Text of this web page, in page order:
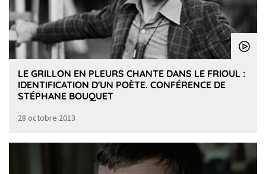
LE GRILLON EN PLEURS CHANTE DANS LE FRIOUL :
IDENTIFICATION D'UN POÈTE. CONFÉRENCE DE
STÉPHANE BOUQUET
28 octobre 2013